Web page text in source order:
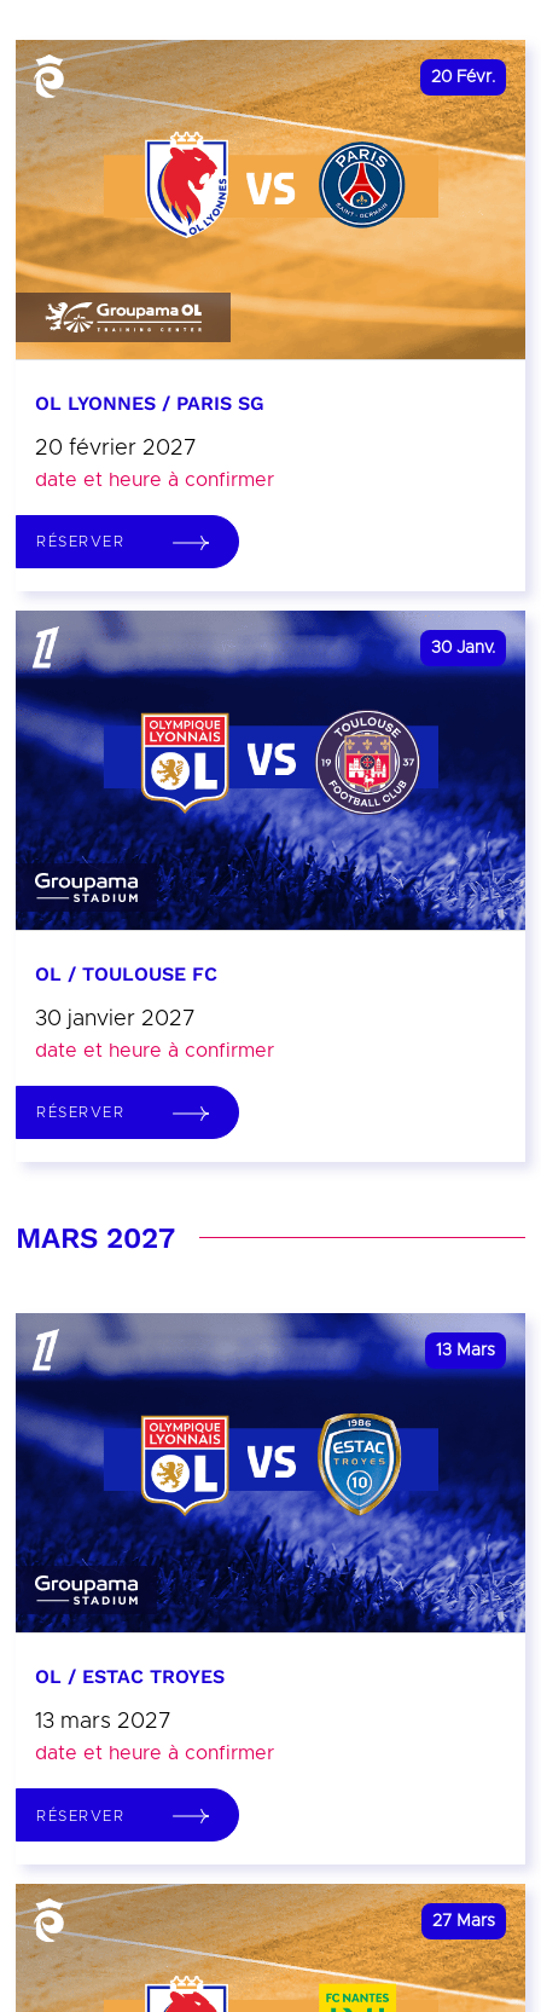
20 Févr.
OL LYONNES / PARIS SG
20 février 2027
date et heure à confirmer
RÉSERVER
30 Janv.
OL / TOULOUSE FC
30 janvier 2027
date et heure à confirmer
RÉSERVER
MARS 2027
13 Mars
OL / ESTAC TROYES
13 mars 2027
date et heure à confirmer
RÉSERVER
27 Mars